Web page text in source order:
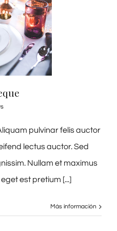
pulvinar felis auctor
lectus auctor. Sed
Nullam et maximus
est pretium [...]
Más información